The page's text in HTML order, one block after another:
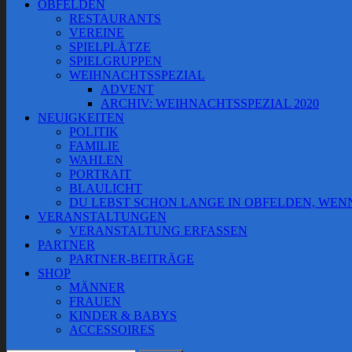
OBFELDEN
RESTAURANTS
VEREINE
SPIELPLÄTZE
SPIELGRUPPEN
WEIHNACHTSSPEZIAL
ADVENT
ARCHIV: WEIHNACHTSSPEZIAL 2020
NEUIGKEITEN
POLITIK
FAMILIE
WAHLEN
PORTRAIT
BLAULICHT
DU LEBST SCHON LANGE IN OBFELDEN,
VERANSTALTUNGEN
VERANSTALTUNG ERFASSEN
PARTNER
PARTNER-BEITRÄGE
SHOP
MÄNNER
FRAUEN
KINDER & BABYS
ACCESSOIRES